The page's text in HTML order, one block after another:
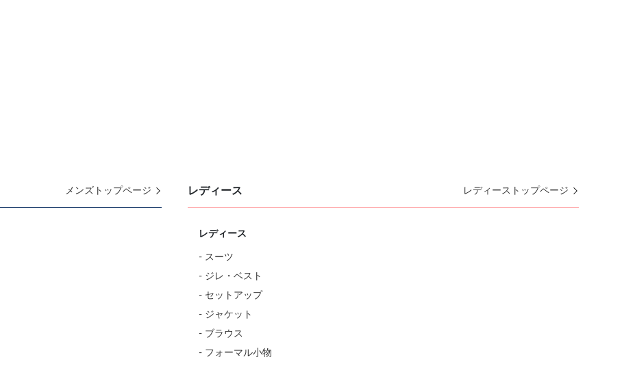
メンズトップページ レディース レディーストップページ
レディース
- スーツ
- ジレ・ベスト
- セットアップ
- ジャケット
- ブラウス
- フォーマル小物